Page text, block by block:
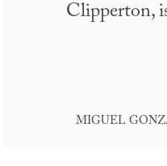
Clipperton,
MIGUEL